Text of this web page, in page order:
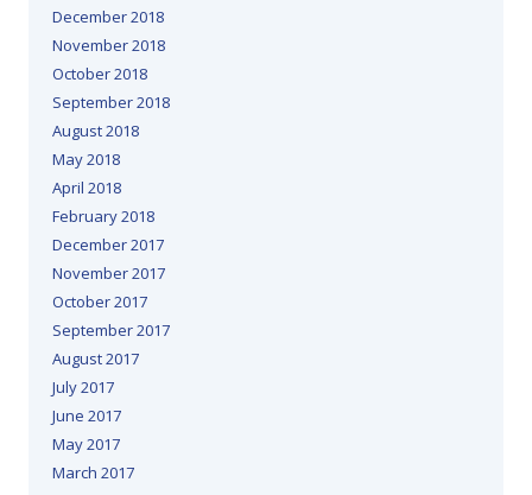
December 2018
November 2018
October 2018
September 2018
August 2018
May 2018
April 2018
February 2018
December 2017
November 2017
October 2017
September 2017
August 2017
July 2017
June 2017
May 2017
March 2017